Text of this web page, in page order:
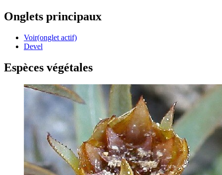
Onglets principaux
Voir(onglet actif)
Devel
Espèces végétales